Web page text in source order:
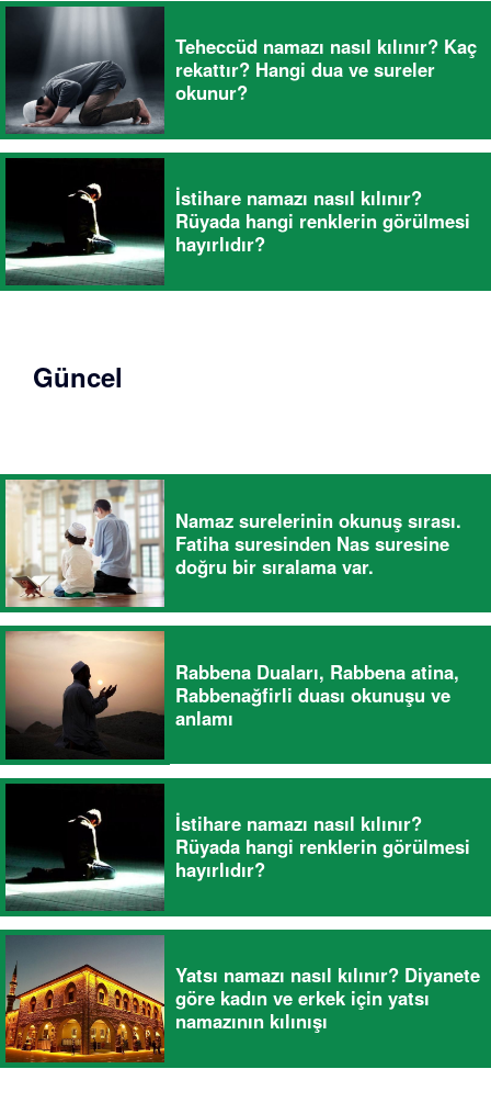
Teheccüd namazı nasıl kılınır? Kaç
rekattır? Hangi dua ve sureler
okunur?
İstihare namazı nasıl kılınır?
Rüyada hangi renklerin görülmesi
hayırlıdır?
Güncel
Namaz surelerinin okunuş sırası.
Fatiha suresinden Nas suresine
doğru bir sıralama var.
Rabbena Duaları, Rabbena atina,
Rabbenağfirli duası okunuşu ve
anlamı
İstihare namazı nasıl kılınır?
Rüyada hangi renklerin görülmesi
hayırlıdır?
Yatsı namazı nasıl kılınır? Diyanete
göre kadın ve erkek için yatsı
namazının kılınışı